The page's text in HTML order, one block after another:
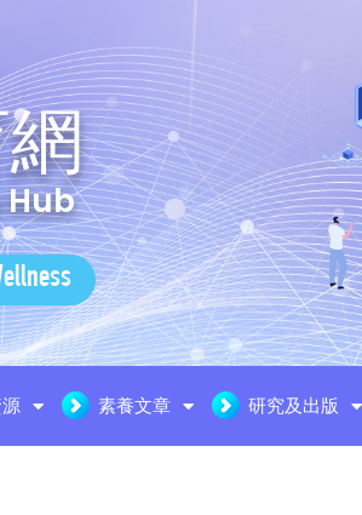
素養文章 研究及出版